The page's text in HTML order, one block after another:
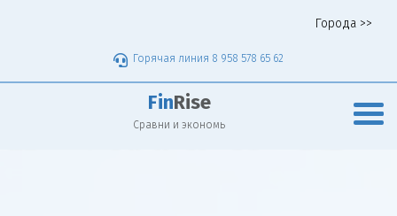
Города >>
Горячая линия 8 958 578 65 62
Fin Rise
Сравни и экономь